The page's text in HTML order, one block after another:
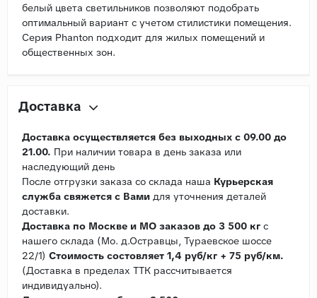
белый цвета светильников позволяют подобрать
оптимальный вариант с учетом стилистики помещения.
Серия Phanton подходит для жилых помещений и
общественных зон.
Доставка
Доставка осуществляется без выходных с 09.00 до
21.00. При наличии товара в день заказа или
наследующий день
После отгрузки заказа со склада наша Курьерская
служба свяжется с Вами для уточнения деталей
доставки.
Доставка по Москве и МО заказов до 3 500 кг с
нашего склада (Мо. д.Остравцы, Тураевское шоссе
22/1) Стоимость состовляет 1,4 руб/кг + 75 руб/км.
(Доставка в пределах ТТК рассчитывается
индивидуально).